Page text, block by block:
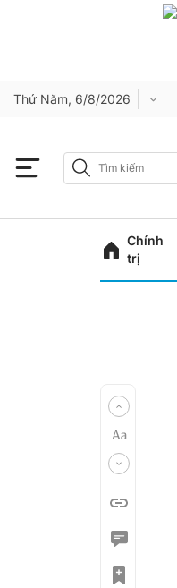
Thứ Năm, 6/8/2026
Chính
trị